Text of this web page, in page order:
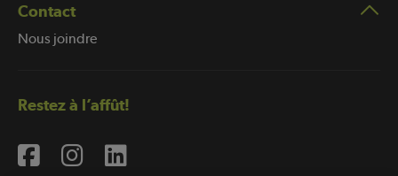
Contact
Nous joindre
Restez à l’affût!